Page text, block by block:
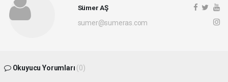
Sümer AŞ
sumer@sumeras.com
Okuyucu Yorumları (0)